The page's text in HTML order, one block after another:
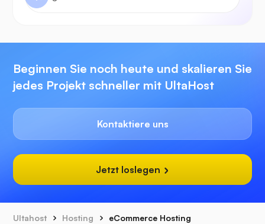
Beginnen Sie noch heute und skalieren Sie
jedes Projekt schneller mit UltaHost
Kontaktiere uns
Jetzt loslegen
Ultahost Hosting eCommerce Hosting